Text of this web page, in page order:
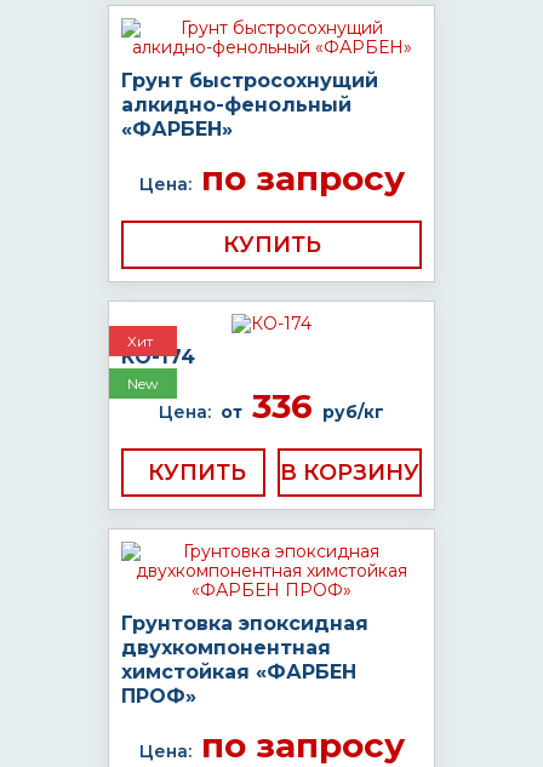
Грунт быстросохнущий
алкидно-фенольный
«ФАРБЕН»
Цена:по запросу
КУПИТЬ
Хит
New
КО-174
Цена: от 336 руб/кг
КУПИТЬ
Грунтовка эпоксидная
двухкомпонентная
химстойкая «ФАРБЕН
ПРОФ»
Цена:по запросу